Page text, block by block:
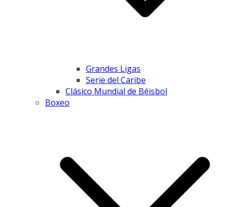
Grandes Ligas
Serie del Caribe
Clásico Mundial de Béisbol
Boxeo